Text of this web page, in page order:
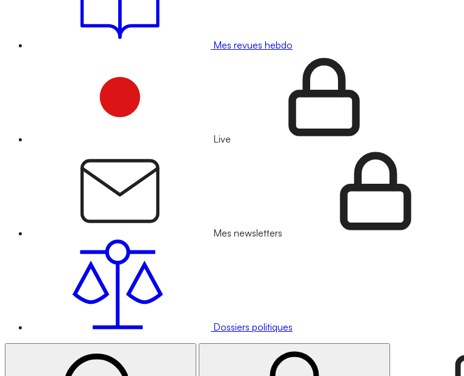
Mes revues hebdo
Live
Mes newsletters
Dossiers politiques